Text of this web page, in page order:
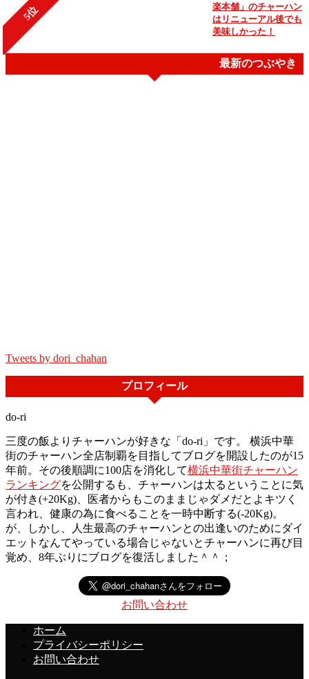
5位
楽本舗」のチャーハン
はリニューアル後でも
美味しかった！
最新のつぶやき
Tweets by dori_chahan
プロフィール
do-ri
三度の飯よりチャーハンが好きな「do-ri」です。 横浜中華
街のチャーハン全店制覇を目指してブログを開設したのが15
年前。その後順調に100店を消化して横浜中華街チャーハン
ランキングを公開するも、チャーハンは太るということに気
が付き(+20Kg)、医者からもこのままじゃダメだとよキツく
言われ、健康の為に食べることを一時中断する(-20Kg)。
が、しかし、人生最高のチャーハンとの出逢いのためにダイ
エットなんてやっている場合じゃないとチャーハンに再び目
覚め、8年ぶりにブログを復活しました＾＾；
お問い合わせ
ホーム
プライバシーポリシー
お問い合わせ